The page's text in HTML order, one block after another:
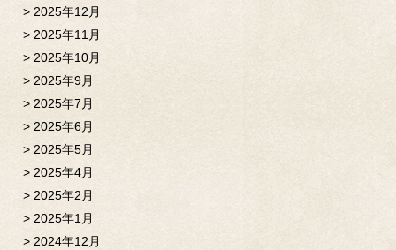
2025年12月
2025年11月
2025年10月
2025年9月
2025年7月
2025年6月
2025年5月
2025年4月
2025年2月
2025年1月
2024年12月